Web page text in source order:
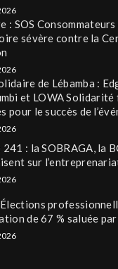
: SOS Consommateurs
sévère contre la
de Lébamba :
et LOWA
pour le succès de
241 : la SOBRAGA, la
sur
de 67 % saluée